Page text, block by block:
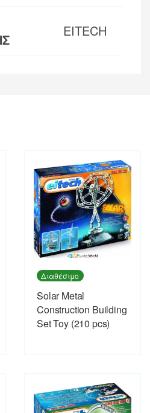
EITECH
Διαθέσιμο
Solar Metal
Construction Building
Set Toy (210 pcs)